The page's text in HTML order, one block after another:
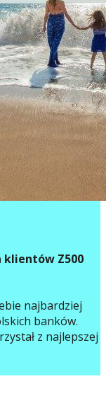
Z500
najbardziej
banków.
z najlepszej